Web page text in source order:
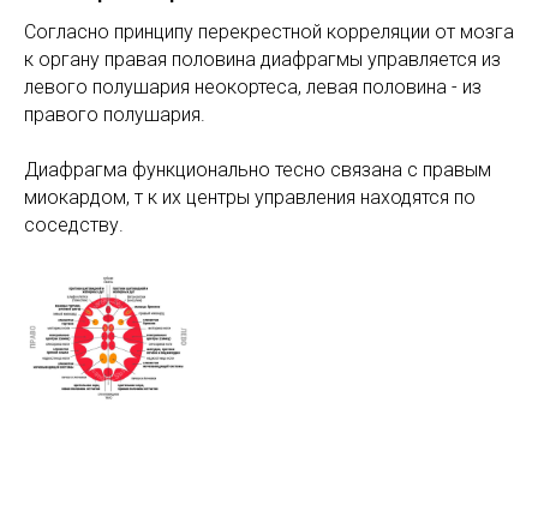
Согласно принципу перекрестной корреляции от мозга
к органу правая половина диафрагмы управляется из
левого полушария неокортеса, левая половина - из
правого полушария.
Диафрагма функционально тесно связана с правым
миокардом, т к их центры управления находятся по
соседству.